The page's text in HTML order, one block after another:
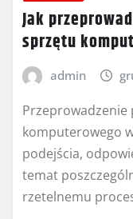
Jak
sprzętu
admin
Przeprowadzenie
komputerowego
podejścia,
temat
rzetelnemu